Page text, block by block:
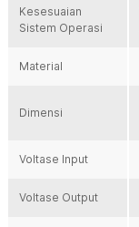
Kesesuaian
Sistem Operasi
Material
Dimensi
Voltase Input
Voltase Output